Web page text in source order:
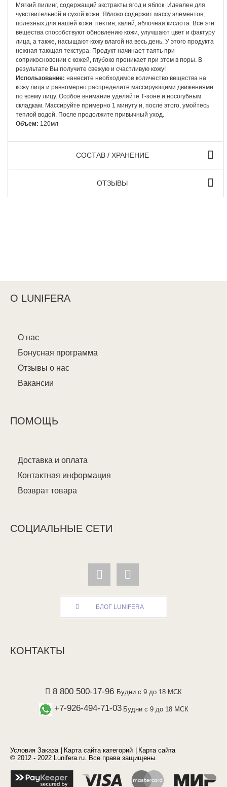
Мягкий пилинг, содержащий экстракты ягод и яблок. Идеален для
чувствительной и сухой кожи. Яблоко содержит массу элементов,
полезных для нашей кожи: пектин, калий, яблочная кислота. Все эти
вещества способствуют обновлению кожи, улучшают цвет и фактуру
лица, а также, насыщают кожу влагой на весь день. У этого продукта
нежная тающая текстура. Продукт начинает таять при
соприкосновении с кожей, глубоко проникает при этом в поры. В
результате Вы получите свежую и счастливую кожу!
Использование: нанесите необходимое количество вещества на
кожу лица и равномерно распределите массирующими движениями
по всему лицу. Особое внимание уделяйте Т-зоне и носогубным
складкам. Массируйте примерно 1 минуту и, после этого, умойтесь
теплой водой. После продолжите привычный уход.
Объем: 120мл
СОСТАВ / ХРАНЕНИЕ
ОТЗЫВЫ
О LUNIFERA
О нас
Бонусная программа
Отзывы о нас
Вакансии
ПОМОЩЬ
Доставка и оплата
Контактная информация
Возврат товара
СОЦИАЛЬНЫЕ СЕТИ
БЛОГ LUNIFERA
КОНТАКТЫ
8 800 500-17-96 Будни с 9 до 18 МСК
+7-926-494-71-03 Будни с 9 до 18 МСК
Условия Заказа Карта сайта категорий
Карта сайта
© 2012 - 2022 Lunifera.ru. Все права защищены.